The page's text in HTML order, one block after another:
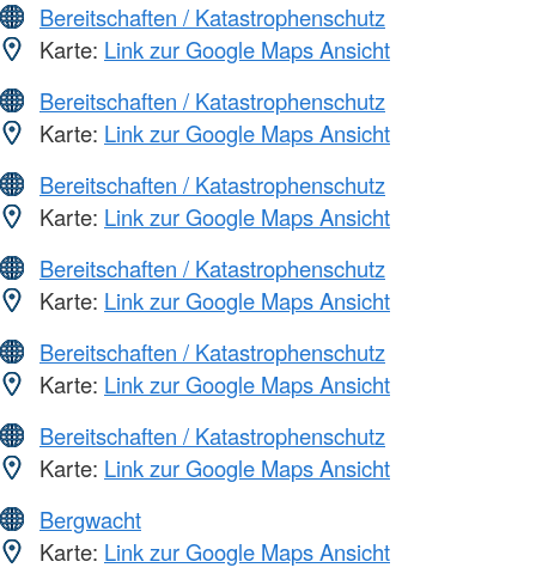
Bereitschaften / Katastrophenschutz
Karte: Link zur Google Maps Ansicht
Bereitschaften / Katastrophenschutz
Karte: Link zur Google Maps Ansicht
Bereitschaften / Katastrophenschutz
Karte: Link zur Google Maps Ansicht
Bereitschaften / Katastrophenschutz
Karte: Link zur Google Maps Ansicht
Bereitschaften / Katastrophenschutz
Karte: Link zur Google Maps Ansicht
Bereitschaften / Katastrophenschutz
Karte: Link zur Google Maps Ansicht
Bergwacht
Karte: Link zur Google Maps Ansicht